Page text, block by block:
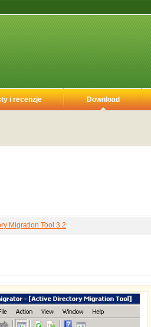
i recenzje Download
Migration Tool 3.2